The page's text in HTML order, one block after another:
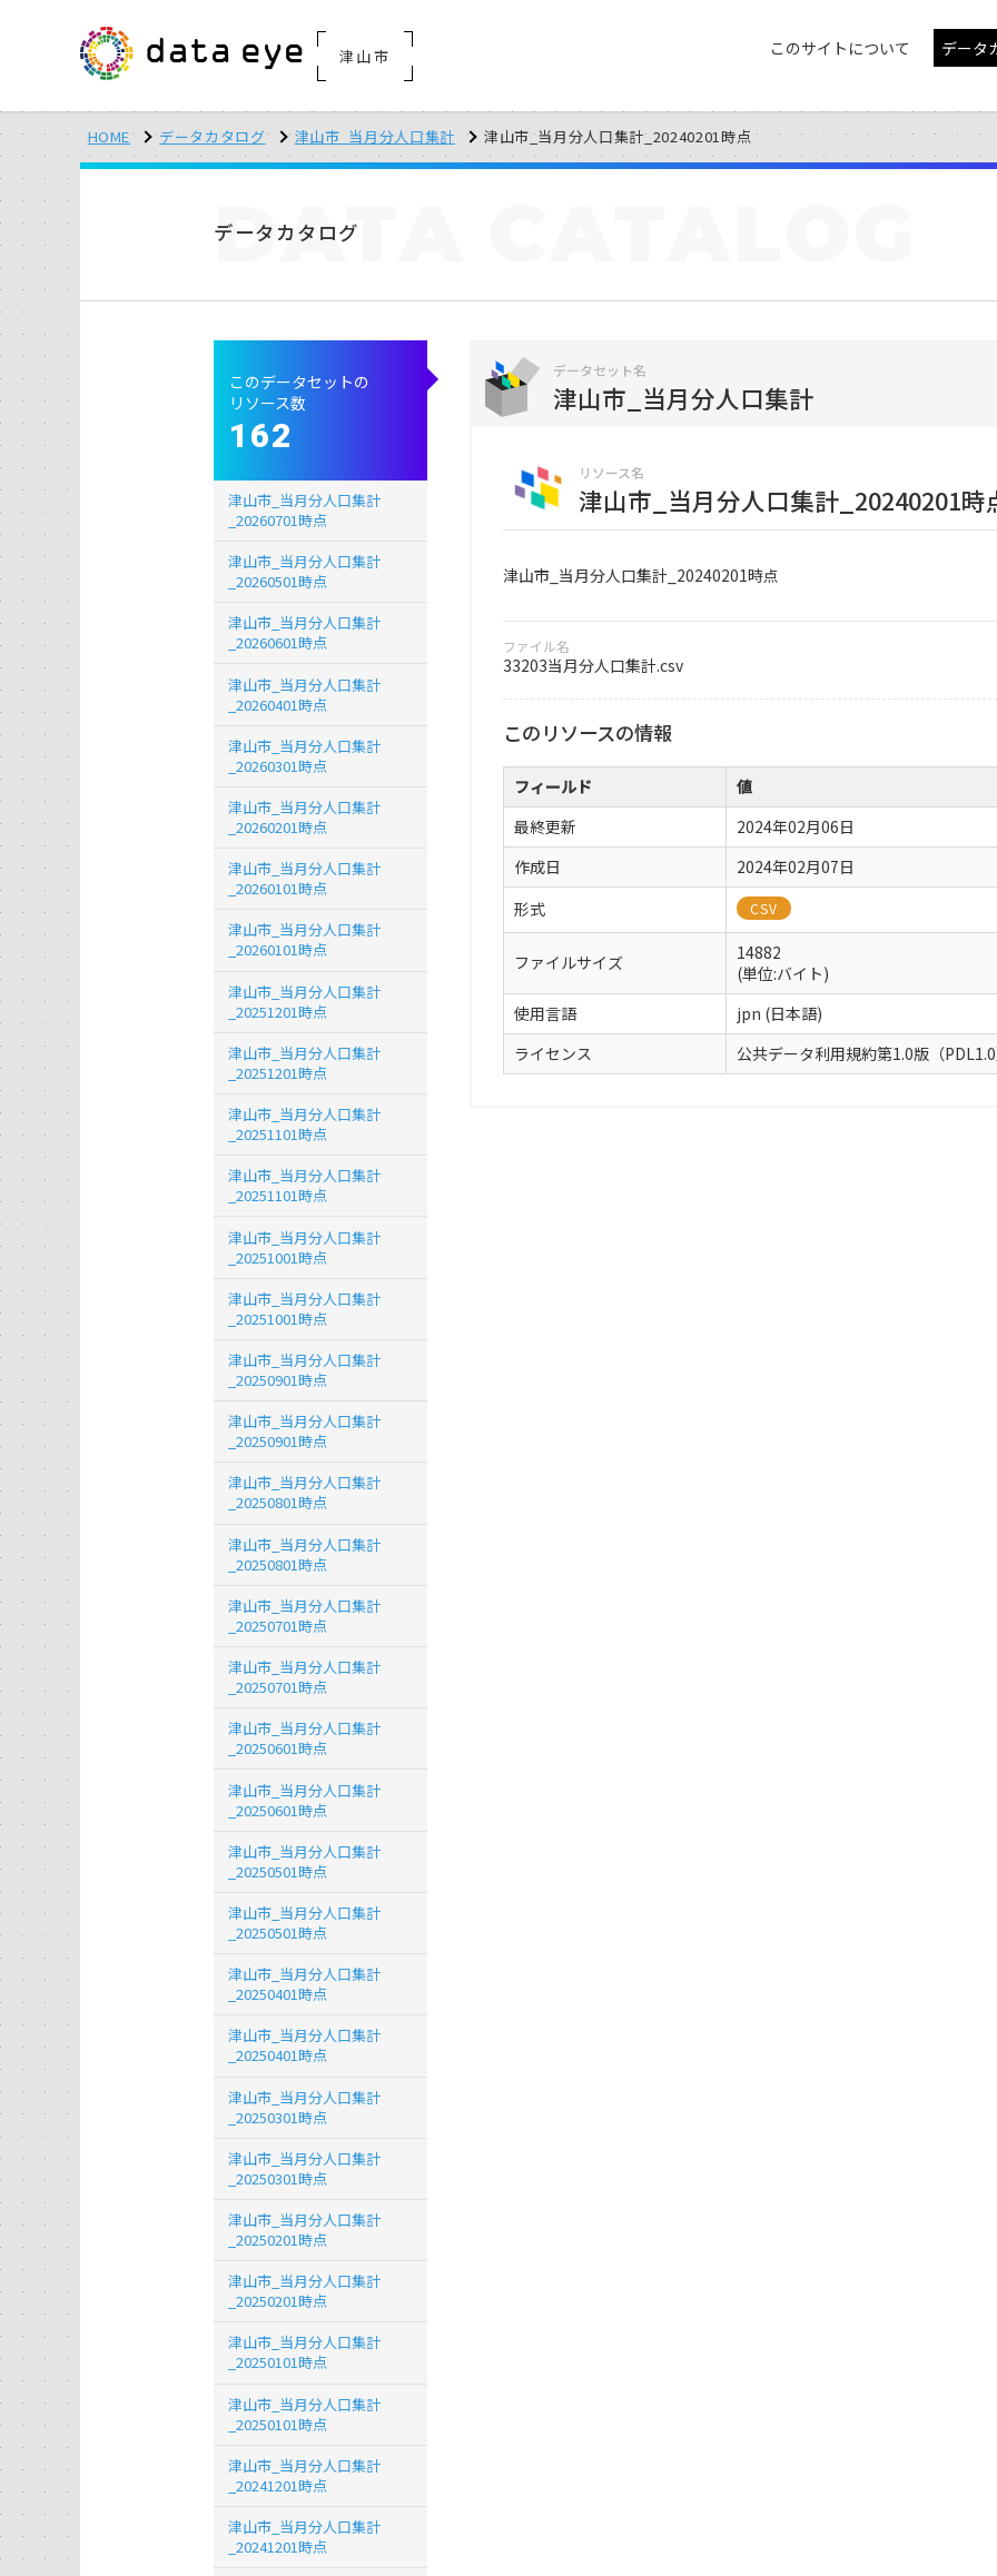
津山市 このサイトについて データ
HOME データカタログ 津山市_当月分人口集計 津山市_当月分人口集計_20240201時点
データカタログ
DATA
データセット名
津山市_当月分人口集計
リソース名
津山市_当月分人口集計_20240201時
津山市_当月分人口集計_20240201時点
ファイル名
33203当月分人口集計.csv
このリソースの情報
フィールド
値
最終更新
2024年02月06日
作成日
2024年02月07日
形式
CSV
ファイルサイズ
14882
(単位:バイト)
使用言語
jpn (日本語)
ライセンス
公共データ利用規約第1.0版（
このデータセットの
リソース数
162
津山市_当月分人口集計
_20260701時点
津山市_当月分人口集計
_20260501時点
津山市_当月分人口集計
_20260601時点
津山市_当月分人口集計
_20260401時点
津山市_当月分人口集計
_20260301時点
津山市_当月分人口集計
_20260201時点
津山市_当月分人口集計
_20260101時点
津山市_当月分人口集計
_20260101時点
津山市_当月分人口集計
_20251201時点
津山市_当月分人口集計
_20251201時点
津山市_当月分人口集計
_20251101時点
津山市_当月分人口集計
_20251101時点
津山市_当月分人口集計
_20251001時点
津山市_当月分人口集計
_20251001時点
津山市_当月分人口集計
_20250901時点
津山市_当月分人口集計
_20250901時点
津山市_当月分人口集計
_20250801時点
津山市_当月分人口集計
_20250801時点
津山市_当月分人口集計
_20250701時点
津山市_当月分人口集計
_20250701時点
津山市_当月分人口集計
_20250601時点
津山市_当月分人口集計
_20250601時点
津山市_当月分人口集計
_20250501時点
津山市_当月分人口集計
_20250501時点
津山市_当月分人口集計
_20250401時点
津山市_当月分人口集計
_20250401時点
津山市_当月分人口集計
_20250301時点
津山市_当月分人口集計
_20250301時点
津山市_当月分人口集計
_20250201時点
津山市_当月分人口集計
_20250201時点
津山市_当月分人口集計
_20250101時点
津山市_当月分人口集計
_20250101時点
津山市_当月分人口集計
_20241201時点
津山市_当月分人口集計
_20241201時点